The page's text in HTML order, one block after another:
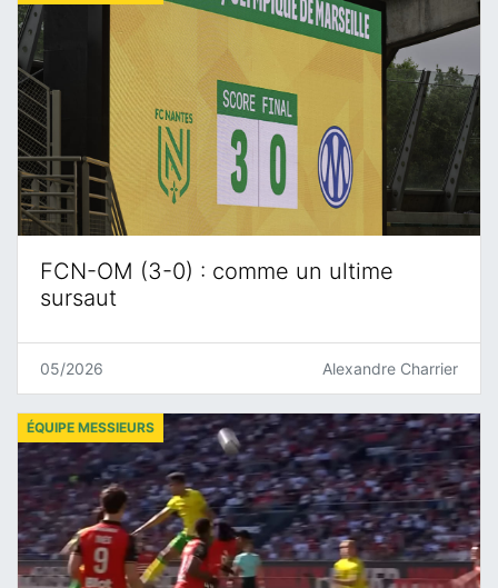
FCN-OM (3-0) : comme un ultime
sursaut
05/2026 Alexandre Charrier
ÉQUIPE MESSIEURS